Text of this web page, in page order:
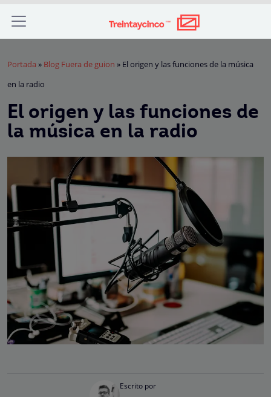
Portada » Blog Fuera de guion » El origen y las funciones de la música
en la radio
El origen y las funciones de
la música en la radio
Escrito por